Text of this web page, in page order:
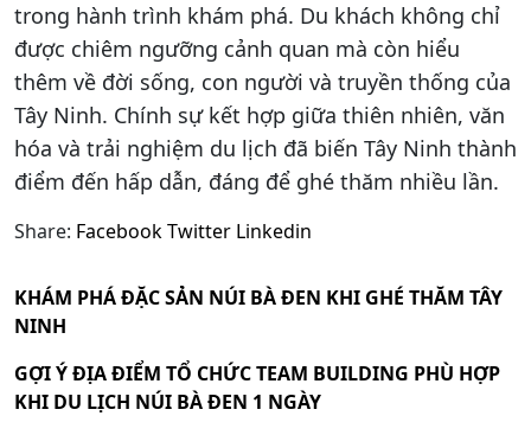
trong hành trình khám phá. Du khách không chỉ
được chiêm ngưỡng cảnh quan mà còn hiểu
thêm về đời sống, con người và truyền thống của
Tây Ninh. Chính sự kết hợp giữa thiên nhiên, văn
hóa và trải nghiệm du lịch đã biến Tây Ninh thành
điểm đến hấp dẫn, đáng để ghé thăm nhiều lần.
Share: FacebookTwitter Linkedin
KHÁM PHÁ ĐẶC SẢN NÚI BÀ ĐEN KHI GHÉ THĂM TÂY
NINH
GỢI Ý ĐỊA ĐIỂM TỔ CHỨC TEAM BUILDING PHÙ HỢP
KHI DU LỊCH NÚI BÀ ĐEN 1 NGÀY